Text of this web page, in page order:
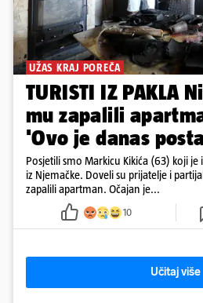
UŽAS KRAJ POREČA
TURISTI IZ PAKLA
mu zapalili
'Ovo je danas
Posjetili smo Markicu Kikića (63) koji
iz Njemačke. Doveli su prijatelje i
zapalili apartman. Očajan je...
10
Učitaj više